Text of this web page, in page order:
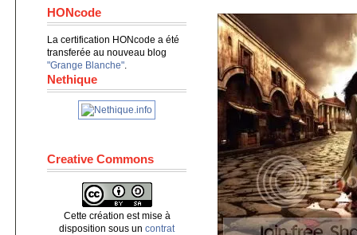
HONcode
La certification HONcode a été
transferée au nouveau blog
"Grange Blanche".
Nethique
Creative Commons
Cette création est mise à
disposition sous un contrat